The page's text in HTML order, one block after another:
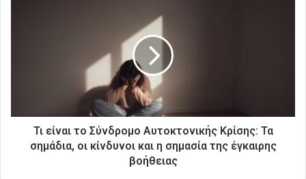
Τι είναι το Σύνδρομο Αυτοκτονικής Κρίσης: Τα
σημάδια, οι κίνδυνοι και η σημασία της έγκαιρης
βοήθειας